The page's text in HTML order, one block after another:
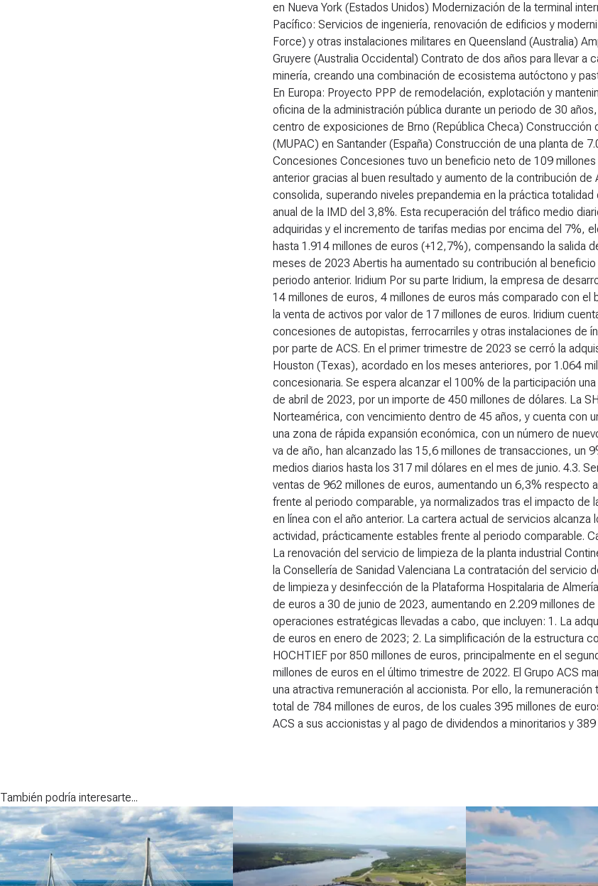
en Nueva York (Estados Unidos) Modernización de la terminal
Pacífico: Servicios de ingeniería, renovación de edificios y
Force) y otras instalaciones militares en Queensland (Australia)
Gruyere (Australia Occidental) Contrato de dos años para llevar
minería, creando una combinación de ecosistema autóctono y
En Europa: Proyecto PPP de remodelación, explotación y
oficina de la administración pública durante un periodo de 30
centro de exposiciones de Brno (República Checa) Construcción
(MUPAC) en Santander (España) Construcción de una planta de
Concesiones Concesiones tuvo un beneficio neto de 109
anterior gracias al buen resultado y aumento de la contribución de
consolida, superando niveles prepandemia en la práctica
anual de la IMD del 3,8%. Esta recuperación del tráfico medio
adquiridas y el incremento de tarifas medias por encima del 7%,
hasta 1.914 millones de euros (+12,7%), compensando la salida
meses de 2023 Abertis ha aumentado su contribución al
periodo anterior. Iridium Por su parte Iridium, la empresa de
14 millones de euros, 4 millones de euros más comparado con
la venta de activos por valor de 17 millones de euros. Iridium
concesiones de autopistas, ferrocarriles y otras instalaciones de
por parte de ACS. En el primer trimestre de 2023 se cerró la
Houston (Texas), acordado en los meses anteriores, por 1.064
concesionaria. Se espera alcanzar el 100% de la participación
de abril de 2023, por un importe de 450 millones de dólares. La
Norteamérica, con vencimiento dentro de 45 años, y cuenta con
una zona de rápida expansión económica, con un número de
va de año, han alcanzado las 15,6 millones de transacciones, un
medios diarios hasta los 317 mil dólares en el mes de junio. 4.3.
ventas de 962 millones de euros, aumentando un 6,3% respecto
frente al periodo comparable, ya normalizados tras el impacto de
en línea con el año anterior. La cartera actual de servicios
actividad, prácticamente estables frente al periodo comparable.
La renovación del servicio de limpieza de la planta industrial
la Consellería de Sanidad Valenciana La contratación del
de limpieza y desinfección de la Plataforma Hospitalaria de
de euros a 30 de junio de 2023, aumentando en 2.209 millones
operaciones estratégicas llevadas a cabo, que incluyen: 1. La
de euros en enero de 2023; 2. La simplificación de la estructura
HOCHTIEF por 850 millones de euros, principalmente en el
millones de euros en el último trimestre de 2022. El Grupo ACS
una atractiva remuneración al accionista. Por ello, la
total de 784 millones de euros, de los cuales 395 millones de
ACS a sus accionistas y al pago de dividendos a minoritarios y
También podría interesarte...